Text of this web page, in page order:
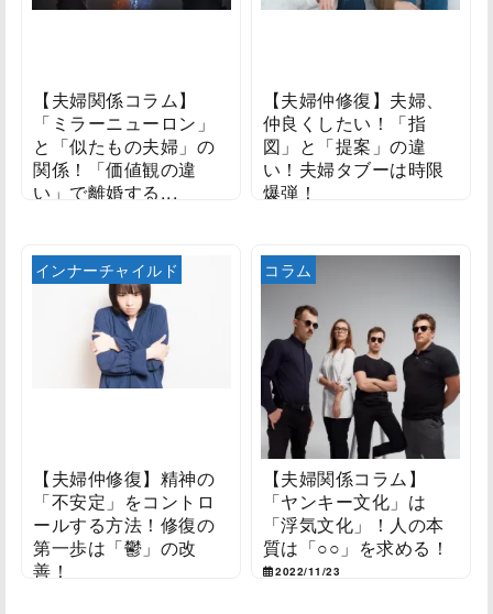
【夫婦関係コラム】
「ミラーニューロン」
と「似たもの夫婦」の
関係！「価値観の違
い」で離婚する...
【夫婦仲修復】夫婦、
仲良くしたい！「指
図」と「提案」の違
い！夫婦タブーは時限
爆弾！
インナーチャイルド
【夫婦仲修復】精神の
「不安定」をコントロ
ールする方法！修復の
第一歩は「鬱」の改
善！
コラム
【夫婦関係コラム】
「ヤンキー文化」は
「浮気文化」！人の本
質は「○○」を求める！
2022/11/23